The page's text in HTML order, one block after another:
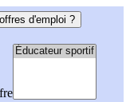
d'emploi ?